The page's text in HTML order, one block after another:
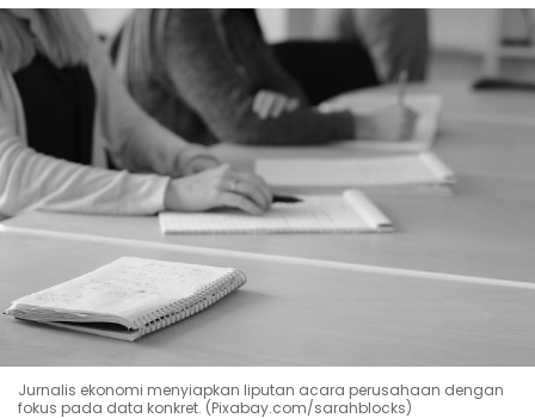
Jurnalis ekonomi menyiapkan liputan acara perusahaan dengan
fokus pada data konkret. (Pixabay.com/sarahblocks)